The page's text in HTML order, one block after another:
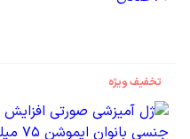
تخفیف ویژه